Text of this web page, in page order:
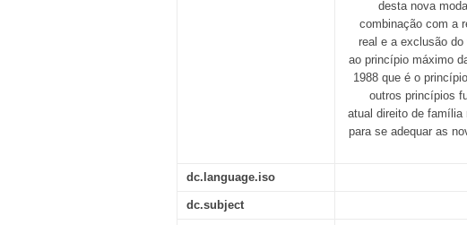
desta nova
combinação com a
real e a exclusão
ao princípio máximo
1988 que é o
outros princípios
atual direito de família
para se adequar as
dc.language.iso
dc.subject